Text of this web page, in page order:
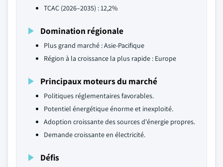
TCAC (2026–2035) : 12,2%
Domination régionale
Plus grand marché : Asie-Pacifique
Région à la croissance la plus rapide : Europe
Principaux moteurs du marché
Politiques réglementaires favorables.
Potentiel énergétique énorme et inexploité.
Adoption croissante des sources d'énergie propres.
Demande croissante en électricité.
Défis